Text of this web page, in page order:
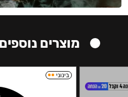
מוצרים נוספים
בינוני